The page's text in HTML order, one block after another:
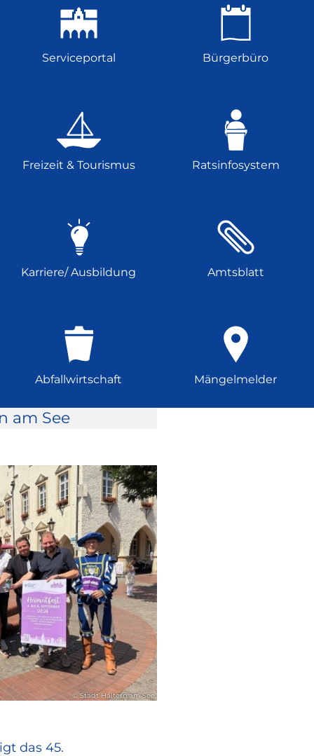
Serviceportal Bürgerbüro
Freizeit & Tourismus Ratsinfosystem
Karriere/ Ausbildung Amtsblatt
Abfallwirtschaft Mängelmelder
am See
© Stadt Haltern am See
das 45.